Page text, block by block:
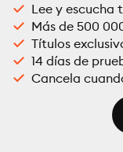
Lee y escucha
Más de 500
Títulos
14 días de
Cancela